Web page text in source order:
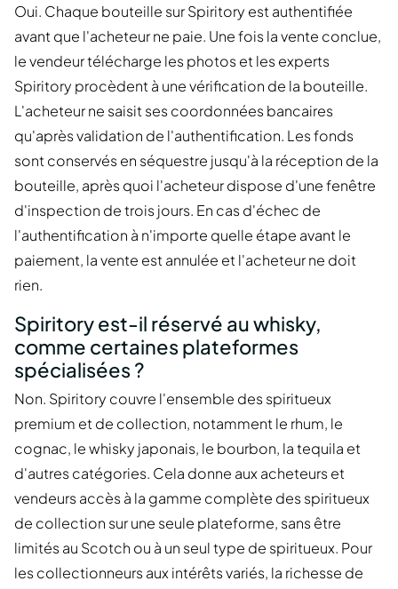
Oui. Chaque bouteille sur Spiritory est authentifiée
avant que l'acheteur ne paie. Une fois la vente conclue,
le vendeur télécharge les photos et les experts
Spiritory procèdent à une vérification de la bouteille.
L'acheteur ne saisit ses coordonnées bancaires
qu'après validation de l'authentification. Les fonds
sont conservés en séquestre jusqu'à la réception de la
bouteille, après quoi l'acheteur dispose d'une fenêtre
d'inspection de trois jours. En cas d'échec de
l'authentification à n'importe quelle étape avant le
paiement, la vente est annulée et l'acheteur ne doit
rien.
Spiritory est-il réservé au whisky,
comme certaines plateformes
spécialisées ?
Non. Spiritory couvre l'ensemble des spiritueux
premium et de collection, notamment le rhum, le
cognac, le whisky japonais, le bourbon, la tequila et
d'autres catégories. Cela donne aux acheteurs et
vendeurs accès à la gamme complète des spiritueux
de collection sur une seule plateforme, sans être
limités au Scotch ou à un seul type de spiritueux. Pour
les collectionneurs aux intérêts variés, la richesse de